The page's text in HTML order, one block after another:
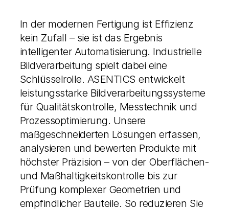
In der modernen Fertigung ist Effizienz
kein Zufall – sie ist das Ergebnis
intelligenter Automatisierung. Industrielle
Bildverarbeitung spielt dabei eine
Schlüsselrolle. ASENTICS entwickelt
leistungsstarke Bildverarbeitungssysteme
für Qualitätskontrolle, Messtechnik und
Prozessoptimierung. Unsere
maßgeschneiderten Lösungen erfassen,
analysieren und bewerten Produkte mit
höchster Präzision – von der Oberflächen-
und Maßhaltigkeitskontrolle bis zur
Prüfung komplexer Geometrien und
empfindlicher Bauteile. So reduzieren Sie